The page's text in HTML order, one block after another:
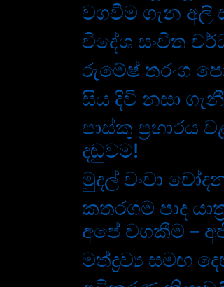
වගවීම ගැන අලි
විදේශ සංචිත
රුමේෂ් තරංග
සිය දිවි නසා
පාස්කු
දඬුවම!
මුදල් වංචා
කතරගම පාද
අපේ වගකීම –
මත්ද්‍රව්‍ය සමඟ